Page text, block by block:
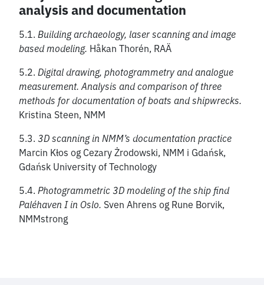
analysis and documentation
5.1. Building archaeology, laser scanning and image
based modeling. Håkan Thorén, RAÄ
5.2. Digital drawing, photogrammetry and analogue
measurement. Analysis and comparison of three
methods for documentation of boats and shipwrecks.
Kristina Steen, NMM
5.3. 3D scanning in NMM’s documentation practice
Marcin Kłos og Cezary Żrodowski, NMM i Gdańsk,
Gdańsk University of Technology
5.4. Photogrammetric 3D modeling of the ship find
Paléhaven I in Oslo. Sven Ahrens og Rune Borvik,
NMMstrong